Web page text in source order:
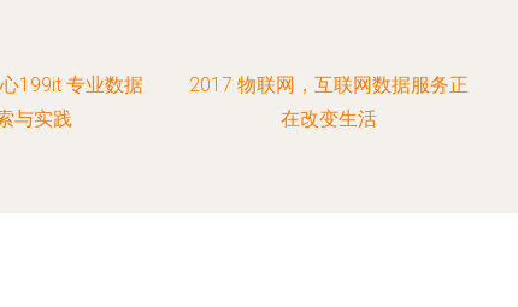
199it 专业数据
与实践
2017 物联网，互联网数据服务正
在改变生活